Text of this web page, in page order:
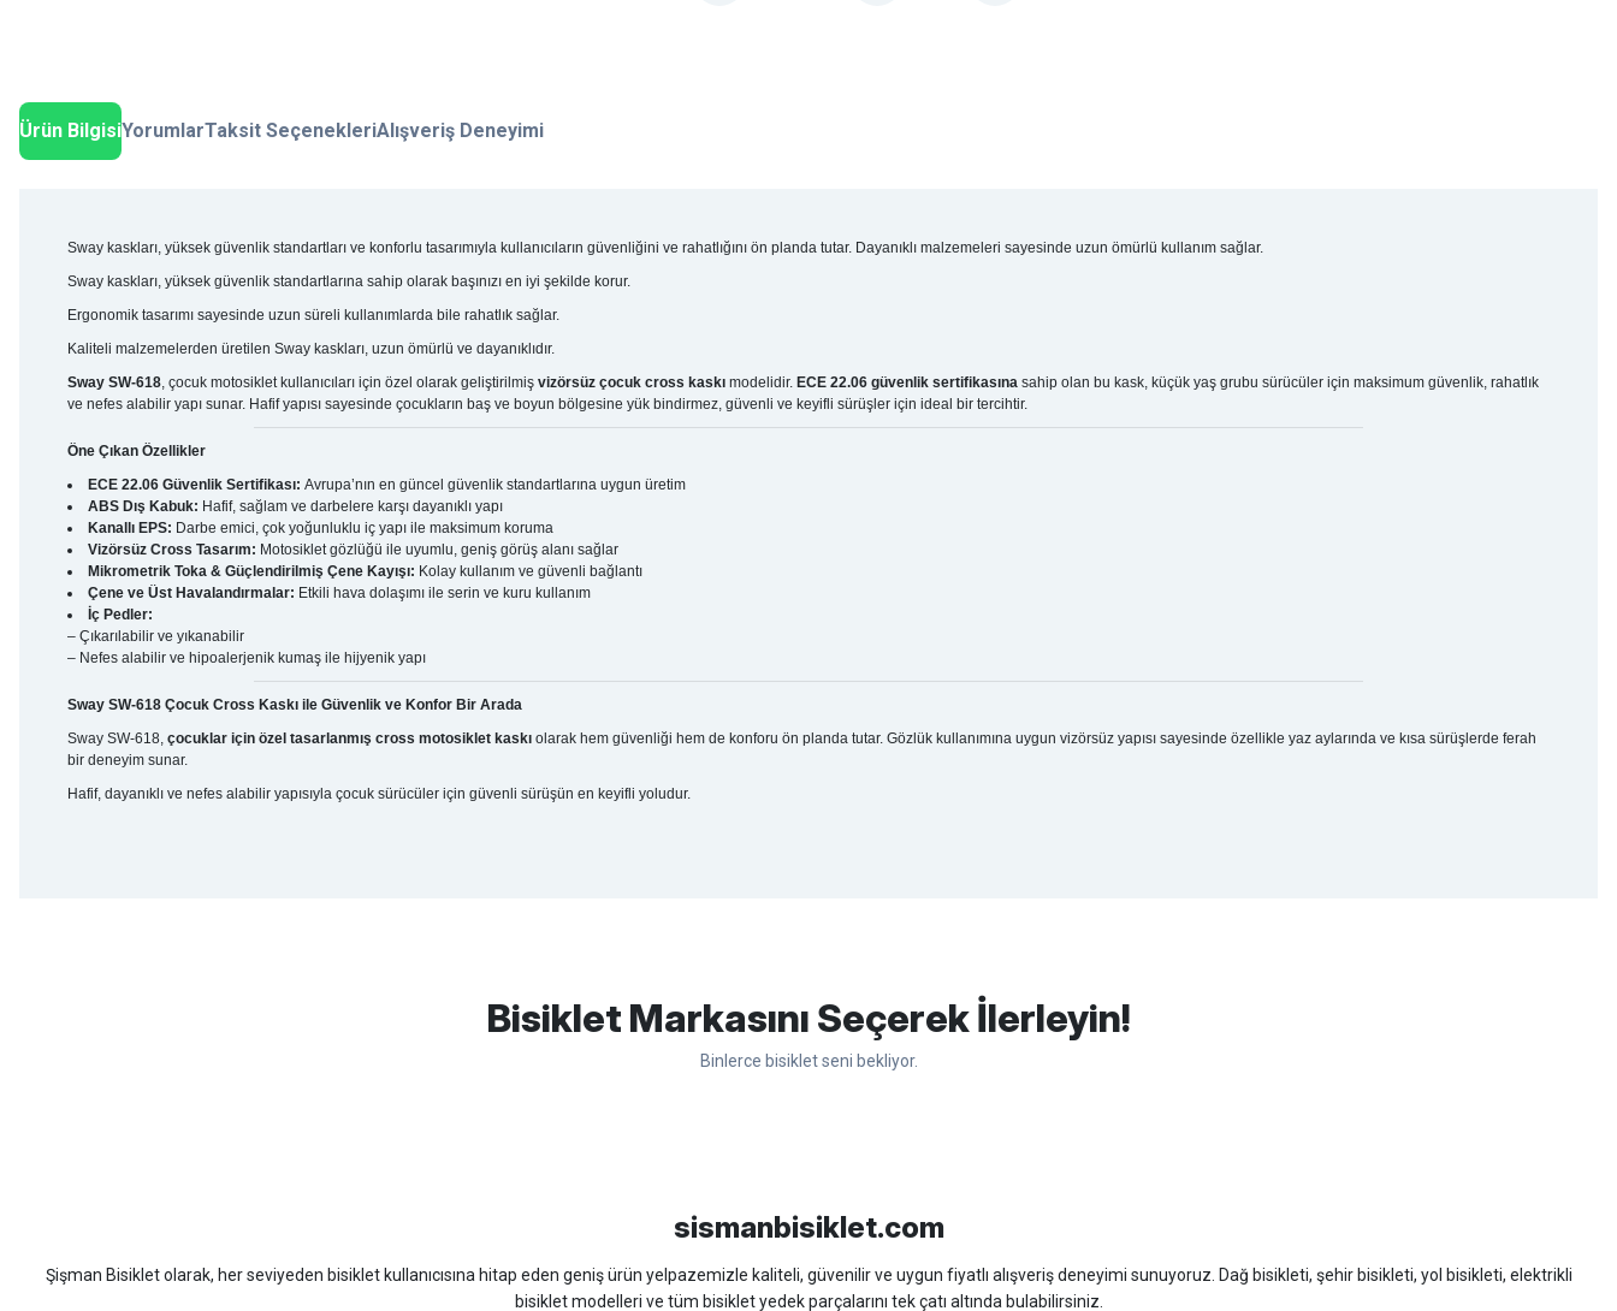
Ürün BilgisiYorumlarTaksit SeçenekleriAlışveriş Deneyimi
Sway kaskları, yüksek güvenlik standartları ve konforlu tasarımıyla kullanıcıların güvenliğini ve rahatlığını ön planda tutar. Dayanıklı malzemeleri sayesinde uzun ömürlü kullanım sağlar.
Sway kaskları, yüksek güvenlik standartlarına sahip olarak başınızı en iyi şekilde korur.
Ergonomik tasarımı sayesinde uzun süreli kullanımlarda bile rahatlık sağlar.
Kaliteli malzemelerden üretilen Sway kaskları, uzun ömürlü ve dayanıklıdır.
Sway SW-618, çocuk motosiklet kullanıcıları için özel olarak geliştirilmiş vizörsüz çocuk cross kaskı modelidir. ECE 22.06 güvenlik sertifikasına sahip olan bu kask, küçük yaş grubu sürücüler için maksimum güvenlik, rahatlık
ve nefes alabilir yapı sunar. Hafif yapısı sayesinde çocukların baş ve boyun bölgesine yük bindirmez, güvenli ve keyifli sürüşler için ideal bir tercihtir.
Öne Çıkan Özellikler
ECE 22.06 Güvenlik Sertifikası: Avrupa’nın en güncel güvenlik standartlarına uygun üretim
ABS Dış Kabuk: Hafif, sağlam ve darbelere karşı dayanıklı yapı
Kanallı EPS: Darbe emici, çok yoğunluklu iç yapı ile maksimum koruma
Vizörsüz Cross Tasarım: Motosiklet gözlüğü ile uyumlu, geniş görüş alanı sağlar
Mikrometrik Toka & Güçlendirilmiş Çene Kayışı: Kolay kullanım ve güvenli bağlantı
Çene ve Üst Havalandırmalar: Etkili hava dolaşımı ile serin ve kuru kullanım
İç Pedler:
– Çıkarılabilir ve yıkanabilir
– Nefes alabilir ve hipoalerjenik kumaş ile hijyenik yapı
Sway SW-618 Çocuk Cross Kaskı ile Güvenlik ve Konfor Bir Arada
Sway SW-618, çocuklar için özel tasarlanmış cross motosiklet kaskı olarak hem güvenliği hem de konforu ön planda tutar. Gözlük kullanımına uygun vizörsüz yapısı sayesinde özellikle yaz aylarında ve kısa sürüşlerde ferah
bir deneyim sunar.
Hafif, dayanıklı ve nefes alabilir yapısıyla çocuk sürücüler için güvenli sürüşün en keyifli yoludur.
Uygun olursa alacağım
Bisiklet Markasını Seçerek İlerleyin!
Binlerce bisiklet seni bekliyor.
sismanbisiklet.com
Şişman Bisiklet olarak, her seviyeden bisiklet kullanıcısına hitap eden geniş ürün yelpazemizle kaliteli, güvenilir ve uygun fiyatlı alışveriş deneyimi sunuyoruz. Dağ bisikleti, şehir bisikleti, yol bisikleti, elektrikli
bisiklet modelleri ve tüm bisiklet yedek parçalarını tek çatı altında bulabilirsiniz.